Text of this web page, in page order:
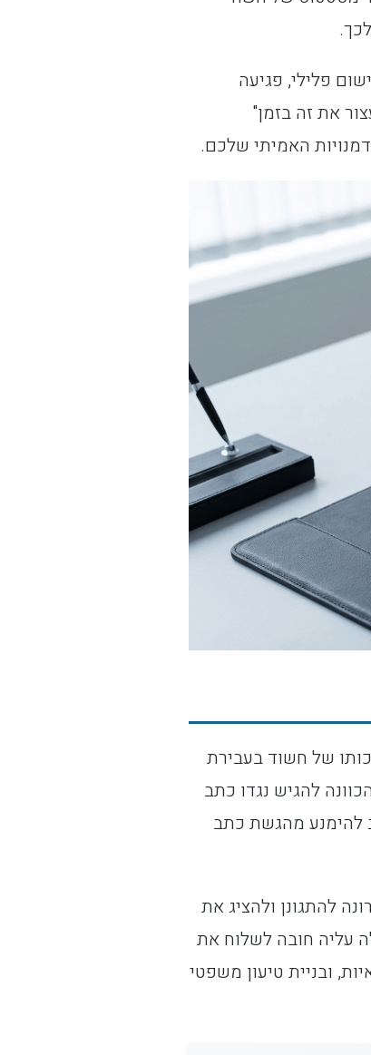
פלילי, פגיעה
את זה בזמן"
האמיתי שלכם.
של חשוד בעבירת
להגיש נגדו כתב
להימנע מהגשת כתב
להתגונן ולהציג את
עליה חובה לשלוח את
ובניית טיעון משפטי